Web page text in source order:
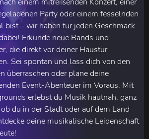
Party oder einem fesselnden
bist – wir haben für jeden Geschmack
Erkunde neue Bands und
die direkt vor deiner Haustür
Sei spontan und lass dich von den
überraschen oder plane deine
Event-Abenteuer im Voraus. Mit
erlebst du Musik hautnah, ganz
du in der Stadt oder auf dem Land
deine musikalische Leidenschaft